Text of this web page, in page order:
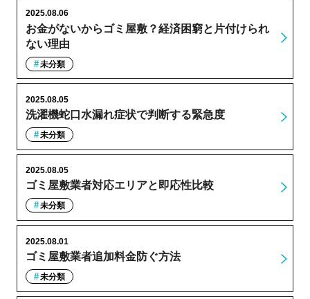
お金がないからゴミ屋敷？経済困窮と片付けられ
ない理由
2025.08.06
未分類
洗濯機蛇口水漏れ症状で判断する緊急度
2025.08.05
未分類
ゴミ屋敷業者対応エリアと即応性比較
2025.08.05
未分類
ゴミ屋敷業者追加料金防ぐ方法
2025.08.01
未分類